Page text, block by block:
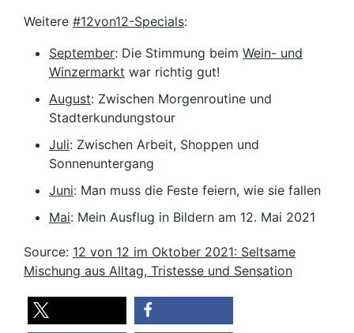
Weitere #12von12-Specials:
September: Die Stimmung beim Wein- und
Winzermarkt war richtig gut!
August: Zwischen Morgenroutine und
Stadterkundungstour
Juli: Zwischen Arbeit, Shoppen und
Sonnenuntergang
Juni: Man muss die Feste feiern, wie sie fallen
Mai: Mein Ausflug in Bildern am 12. Mai 2021
Source: 12 von 12 im Oktober 2021: Seltsame
Mischung aus Alltag, Tristesse und Sensation